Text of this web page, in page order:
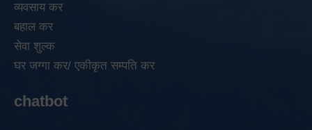
व्यवसाय कर
बहाल कर
सेवा शुल्क
घर जग्गा कर/ एकीकृत सम्पति कर
chatbot